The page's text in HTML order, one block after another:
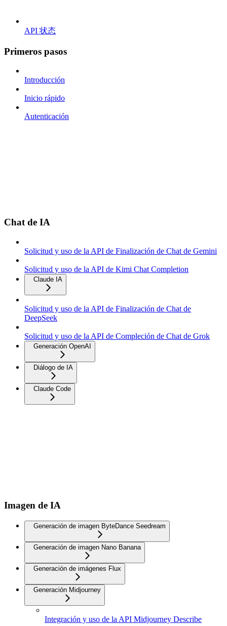
API 状态
Primeros pasos
Introducción
Inicio rápido
Autenticación
Chat de IA
Solicitud y uso de la API de Finalización de Chat de Gemini
Solicitud y uso de la API de Kimi Chat Completion
Claude IA
Solicitud y uso de la API de Finalización de Chat de
DeepSeek
Solicitud y uso de la API de Compleción de Chat de Grok
Generación OpenAI
Diálogo de IA
Claude Code
Imagen de IA
Generación de imagen ByteDance Seedream
Generación de imagen Nano Banana
Generación de imágenes Flux
Generación Midjourney
Integración y uso de la API Midjourney Describe